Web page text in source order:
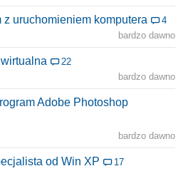
uruchomieniem komputera
4
bardzo dawno
22
bardzo dawno
Adobe Photoshop
bardzo dawno
od Win XP
17